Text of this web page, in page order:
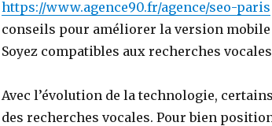
https://www.agence90.fr/agence/seo-paris
conseils pour améliorer la version mobile
Soyez compatibles aux recherches vocales
Avec l’évolution de la technologie,
des recherches vocales. Pour bien